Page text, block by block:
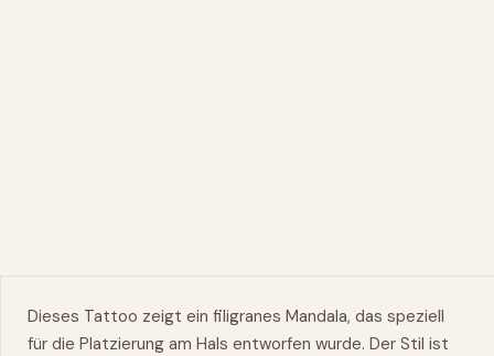
Dieses Tattoo zeigt ein filigranes Mandala, das speziell
für die Platzierung am Hals entworfen wurde. Der Stil ist